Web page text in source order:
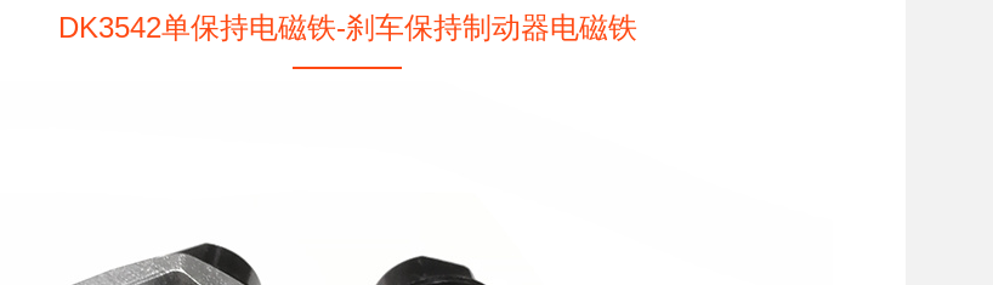
DK3542单保持电磁铁-刹车保持制动器电磁铁